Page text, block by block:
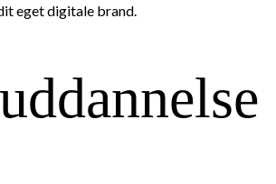
eget digitale brand.